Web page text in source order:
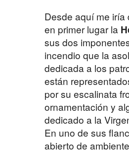
Desde aquí me iría
en primer lugar la
sus dos
incendio que la
dedicada a los
están
por su escalinata
ornamentación y
dedicado a la
En uno de sus
abierto de